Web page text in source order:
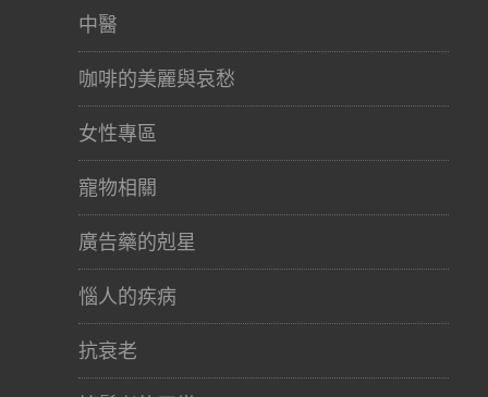
中醫
咖啡的美麗與哀愁
女性專區
寵物相關
廣告藥的剋星
惱人的疾病
抗衰老